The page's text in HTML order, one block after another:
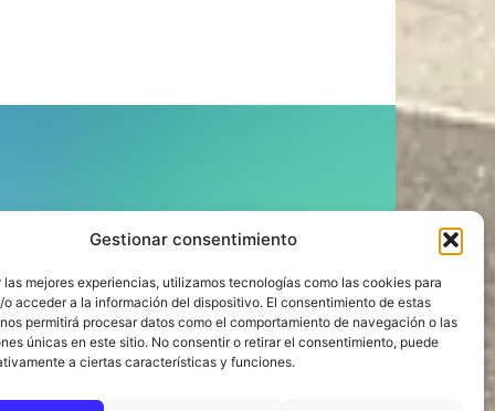
Gestionar consentimiento
las mejores experiencias, utilizamos tecnologías como las cookies para
o acceder a la información del dispositivo. El consentimiento de estas
permitirá procesar datos como el comportamiento de navegación o las
únicas en este sitio. No consentir o retirar el consentimiento, puede
a ciertas características y funciones.